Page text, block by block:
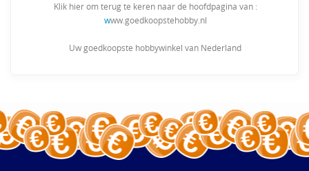
Klik hier om terug te keren naar de hoofdpagina van :
www.goedkoopstehobby.nl
Uw goedkoopste hobbywinkel van Nederland